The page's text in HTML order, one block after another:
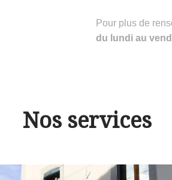
Pour plus de
du lundi au
Nos services